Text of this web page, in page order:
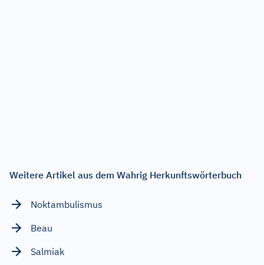
Weitere Artikel aus dem Wahrig Herkunftswörterbuch
Noktambulismus
Beau
Salmiak